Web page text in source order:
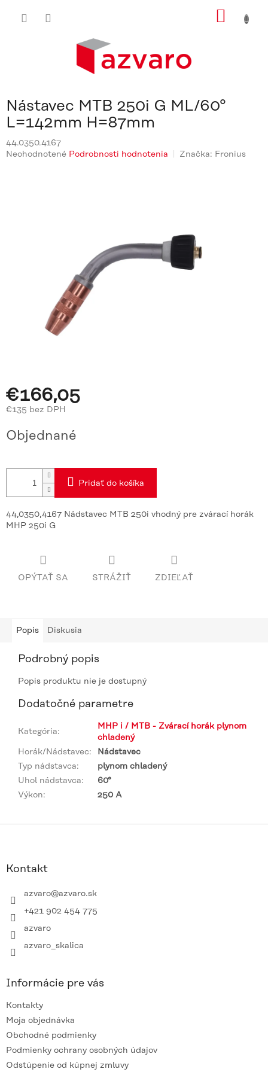
Nástavec MTB 250i G ML/60°
L=142mm H=87mm
44.0350.4167
Priemerné
Neohodnotené Podrobnosti hodnotenia Značka: Fronius
€166,05
€135 bez DPH
cena:
Objednané
Pridať do košíka
44,0350,4167 Nádstavec MTB 250i vhodný pre zvárací horák
MHP 250i G
OPÝTAŤ SA STRÁŽIŤ ZDIEĽAŤ
Popis Diskusia
Podrobný popis
Popis produktu nie je dostupný
Dodatočné parametre
Kategória:
MHP i / MTB - Zvárací horák plynom
chladený
Horák/Nádstavec:
Nádstavec
Typ nádstavca:
plynom chladený
Uhol nádstavca:
60°
Výkon: 250 A
Kontakt
azvaro@azvaro.sk
+421 902 454 775
azvaro
azvaro_skalica
Informácie pre vás
Kontakty
Moja objednávka
Obchodné podmienky
Podmienky ochrany osobných údajov
Odstúpenie od kúpnej zmluvy